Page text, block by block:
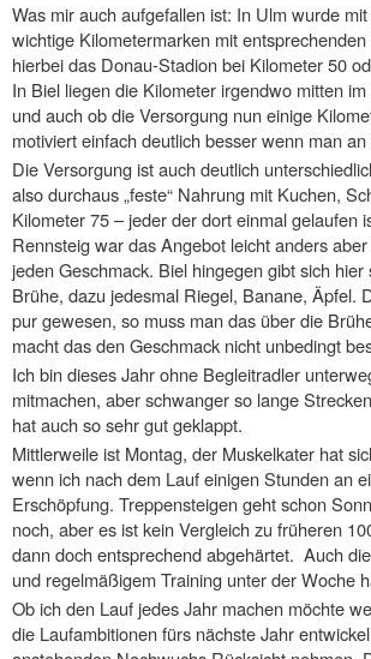
Was mir auch aufgefallen ist: In Ulm wurde
wichtige Kilometermarken mit
hierbei das Donau-Stadion bei Kilometer 50
In Biel liegen die Kilometer irgendwo mitten
und auch ob die Versorgung nun einige
motiviert einfach deutlich besser wenn man
Die Versorgung ist auch deutlich
also durchaus „feste“ Nahrung mit Kuchen,
Kilometer 75 – jeder der dort einmal gelaufen
Rennsteig war das Angebot leicht anders
jeden Geschmack. Biel hingegen gibt sich
Brühe, dazu jedesmal Riegel, Banane, Äpfel.
pur gewesen, so muss man das über die
macht das den Geschmack nicht unbedingt
Ich bin dieses Jahr ohne Begleitradler
mitmachen, aber schwanger so lange
hat auch so sehr gut geklappt.
Mittlerweile ist Montag, der Muskelkater hat
wenn ich nach dem Lauf einigen Stunden an
Erschöpfung. Treppensteigen geht schon
noch, aber es ist kein Vergleich zu früheren
dann doch entsprechend abgehärtet. Auch
und regelmäßigem Training unter der Woche
Ob ich den Lauf jedes Jahr machen möchte
die Laufambitionen fürs nächste Jahr